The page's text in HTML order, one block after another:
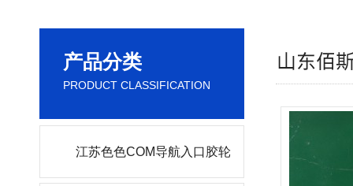
产品分类
PRODUCT CLASSIFICATION
江苏色色COM导航入口胶轮